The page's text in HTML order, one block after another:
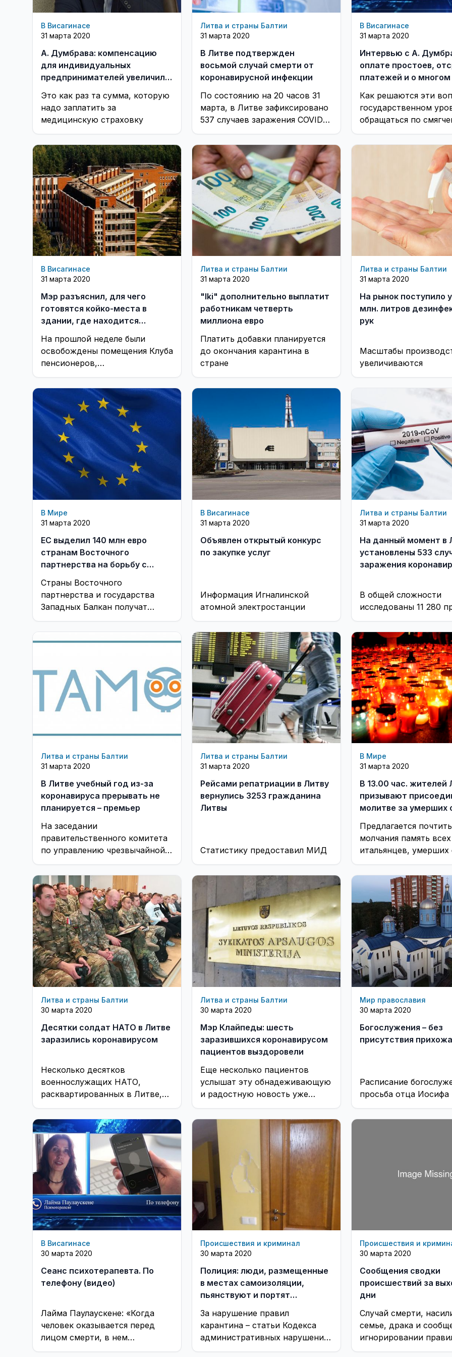
В Висагинасе
31 марта 2020
А. Думбрава: компенсацию
для индивидуальных
предпринимателей увеличили
Это как раз та сумма, которую
надо заплатить за
медицинскую страховку
Литва и страны Балтии
31 марта 2020
В Литве подтвержден
восьмой случай смерти от
коронавирусной инфекции
По состоянию на 20 часов 31
марта, в Литве зафиксировано
537 случаев заражения COVID-
19, 7 человек выздоровевших.
В Висагинасе
31 марта 2020
Интервью с А.
оплате простоев,
платежей и о
Как решаются эти
государственном
обращаться по
последствий
В Висагинасе
31 марта 2020
Мэр разъяснил, для чего
готовятся койко-места в
здании, где находится
«Скорая помощь»
На прошлой неделе были
освобождены помещения Клуба
пенсионеров,
располагавшегося долгие годы
на втором этаже здания
«Скорой помощи»
Литва и страны Балтии
31 марта 2020
"Iki" дополнительно выплатит
работникам четверть
миллиона евро
Платить добавки планируется
до окончания карантина в
стране
Литва и страны Балтии
31 марта 2020
На рынок поступило
млн. литров
рук
Масштабы
увеличиваются
В Мире
31 марта 2020
ЕС выделил 140 млн евро
странам Восточного
партнерства на борьбу с
Страны Восточного
партнерства и государства
Западных Балкан получат
европейскую помощь для
поддержки экономики
В Висагинасе
31 марта 2020
Объявлен открытый конкурс
по закупке услуг
Информация Игналинской
атомной электростанции
Литва и страны Балтии
31 марта 2020
На данный момент в
установлены 533
заражения
В общей сложности
исследованы 11 280
Литва и страны Балтии
31 марта 2020
В Литве учебный год из-за
коронавируса прерывать не
планируется – премьер
На заседании
правительственного комитета
по управлению чрезвычайной
ситуацией принято решение:
учебный год не прерывать
Литва и страны Балтии
31 марта 2020
Рейсами репатриации в Литву
вернулись 3253 гражданина
Литвы
Статистику предоставил МИД
В Мире
31 марта 2020
В 13.00 час. жителей
призывают
молитве за умерших
Предлагается
молчания память всех
итальянцев, умерших
коронавируса
Литва и страны Балтии
30 марта 2020
Десятки солдат НАТО в Литве
заразились коронавирусом
Несколько десятков
военнослужащих НАТО,
расквартированных в Литве,
заразились коронавирусом
Литва и страны Балтии
30 марта 2020
Мэр Клайпеды: шесть
заразившихся коронавирусом
пациентов выздоровели
Еще несколько пациентов
услышат эту обнадеживающую
и радостную новость уже
через несколько дней
Мир православия
30 марта 2020
Богослужения – без
присутствия
Расписание
просьба отца Иосифа
В Висагинасе
30 марта 2020
Сеанс психотерапевта. По
телефону (видео)
Лайма Паулаускене: «Когда
человек оказывается перед
лицом смерти, в нем
пробуждается и всё плохое, и
Происшествия и криминал
30 марта 2020
Полиция: люди, размещенные
в местах самоизоляции,
пьянствуют и портят
За нарушение правил
карантина – статьи Кодекса
административных нарушений
ЛР и уголовное наказание
Происшествия и
30 марта 2020
Сообщения сводки
происшествий за
дни
Случай смерти,
семье, драка и
игнорировании
карантина